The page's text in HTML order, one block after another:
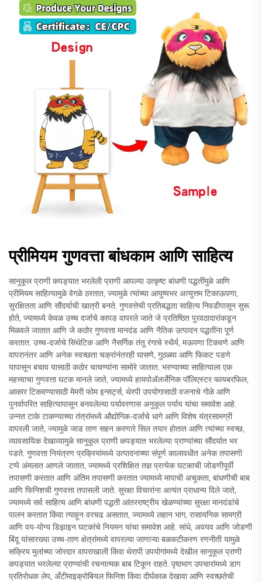
प्रीमियम गुणवत्ता बांधकाम आणि साहित्य
सानुकूल प्राणी कपड्यात भरलेली प्राणी आपल्या उत्कृष्ट बांधणी पद्धतींमुळे आणि
प्रीमियम साहित्यामुळे वेगळे ठरतात, ज्यामुळे त्यांच्या आयुष्यभर अत्युत्तम टिकाऊपणा,
सुरक्षितता आणि सौंदर्याची खात्री बनते. गुणवत्तेची प्रतिबद्धता साहित्य निवडीपासून सुरू
होते, ज्यामध्ये केवळ उच्च दर्जाचे कापड वापरले जाते जे प्रतिष्ठित पुरवठादारांकडून
मिळवले जातात आणि जे कठोर गुणवत्ता मानदंड आणि नैतिक उत्पादन पद्धतींना पूर्ण
करतात. उच्च-दर्जाचे सिंथेटिक आणि नैसर्गिक तंतू रंगाचे स्थैर्य, मऊपणा टिकवणे आणि
वापरानंतर आणि अनेक स्वच्छता चक्रांनंतरही घासणे, गुठळ्या आणि फिकट पडणे
यापासून बचाव यासाठी कठोर चाचण्यांना सामोरे जातात. भरण्याच्या साहित्याला एक
महत्त्वाचा गुणवत्ता घटक मानले जाते, ज्यामध्ये हायपोअ‍ॅलर्जेनिक पॉलिएस्टर फायबरफिल,
आकार टिकवण्यासाठी मेमरी फोम इन्सर्ट्स, थेरपी उपयोगासाठी वजनाचे गोळे आणि
पुनर्वापरित साहित्यापासून बनवलेल्या पर्यावरणास अनुकूल पर्याय यांचा समावेश आहे.
उन्नत टाके टाकण्याच्या तंत्रांमध्ये औद्योगिक-दर्जाचे धागे आणि विशेष यंत्रसामग्री
वापरली जाते, ज्यामुळे जाड ताण सहन करणारे सिल तयार होतात आणि त्यांच्या स्वच्छ,
व्यावसायिक देखाव्यामुळे सानुकूल प्राणी कपड्यात भरलेल्या प्राण्यांच्या सौंदर्यात भर
पडते. गुणवत्ता नियंत्रण प्रक्रियांमध्ये उत्पादनाच्या संपूर्ण कालावधीत अनेक तपासणी
टप्पे अंमलात आणले जातात, ज्यामध्ये प्रशिक्षित तज्ञ प्रत्येक घटकाची जोडणीपूर्वी
तपासणी करतात आणि अंतिम तपासणी करतात ज्यामध्ये मापाची अचूकता, बांधणीची बाब
आणि फिनिशची गुणवत्ता तपासली जाते. सुरक्षा विचारांना अत्यंत प्राधान्य दिले जाते,
ज्यामध्ये सर्व साहित्य आणि बांधणी पद्धती आंतरराष्ट्रीय खेळण्यांच्या सुरक्षा मानदंडांचे
पालन करतात किंवा त्याहून वरचढ असतात, ज्यामध्ये लहान भाग, रासायनिक सामग्री
आणि वय-योग्य डिझाइन घटकांचे नियमन यांचा समावेश आहे. सांधे, अवयव आणि जोडणी
बिंदू यांसारख्या उच्च-ताण क्षेत्रांमध्ये वापरल्या जाणाऱ्या बळकटीकरण रणनीती यामुळे
सक्रिय मुलांच्या जोरदार वापराखाली किंवा थेरापी उपयोगांमध्ये देखील सानुकूल प्राणी
कपड्यात भरलेल्या प्राण्यांची रचनात्मक बाब टिकून राहते. पृष्ठभाग उपचारांमध्ये डाग
प्रतिरोधक लेप, अँटीमाइक्रोबियल फिनिश किंवा दीर्घकाळ देखावा आणि स्वच्छतेची